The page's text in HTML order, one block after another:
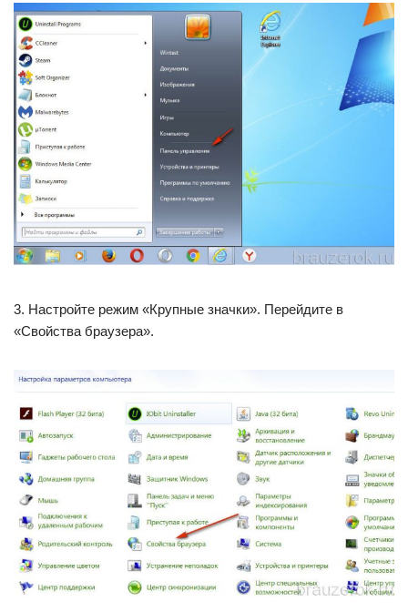
3. Настройте режим «Крупные значки». Перейдите в
«Свойства браузера».